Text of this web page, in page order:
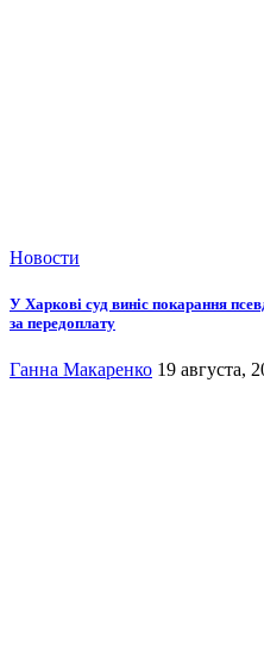
Новости
У Харкові суд виніс покарання
за передоплату
Ганна Макаренко 19 августа,